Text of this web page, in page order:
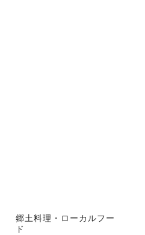
郷土料理・ローカルフー
ド